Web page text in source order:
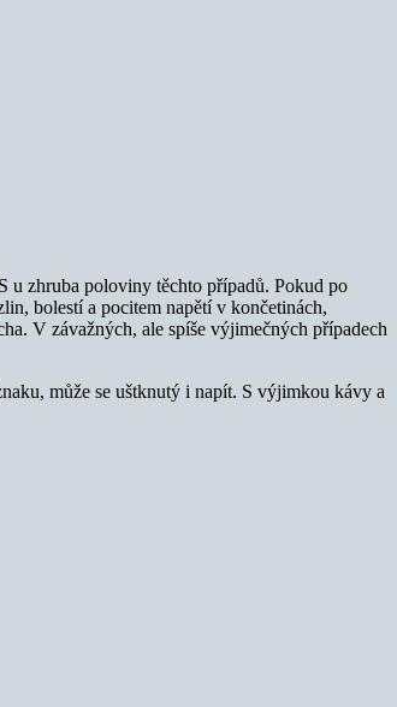
u zhruba poloviny těchto případů. Pokud po
bolestí a pocitem napětí v končetinách,
V závažných, ale spíše výjimečných případech
může se uštknutý i napít. S výjimkou kávy a